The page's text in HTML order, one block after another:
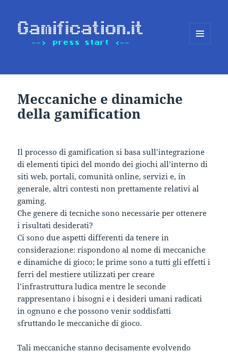
Meccaniche e dinamiche
della gamification
Il processo di gamification si basa sull’integrazione
di elementi tipici del mondo dei giochi all’interno di
siti web, portali, comunità online, servizi e, in
generale, altri contesti non prettamente relativi al
gaming.
Che genere di tecniche sono necessarie per ottenere
i risultati desiderati?
Ci sono due aspetti differenti da tenere in
considerazione: rispondono al nome di meccaniche
e dinamiche di gioco; le prime sono a tutti gli effetti i
ferri del mestiere utilizzati per creare
l’infrastruttura ludica mentre le seconde
rappresentano i bisogni e i desideri umani radicati
in ognuno e che possono venir soddisfatti
sfruttando le meccaniche di gioco.
Tali meccaniche stanno decisamente evolvendo